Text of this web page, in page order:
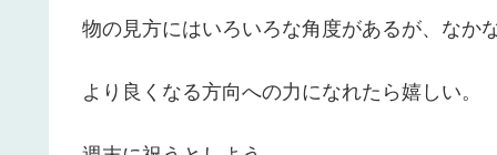
物の見方にはいろいろな角度があるが、なか
より良くなる方向への力になれたら嬉しい。